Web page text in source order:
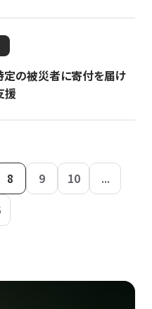
定の被災者に寄付を届け
援
8 9 10
...